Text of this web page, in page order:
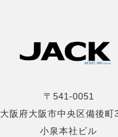
〒541-0051
大阪府大阪市中央区備後町
小泉本社ビル